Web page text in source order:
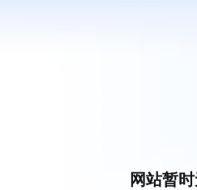
网站暂